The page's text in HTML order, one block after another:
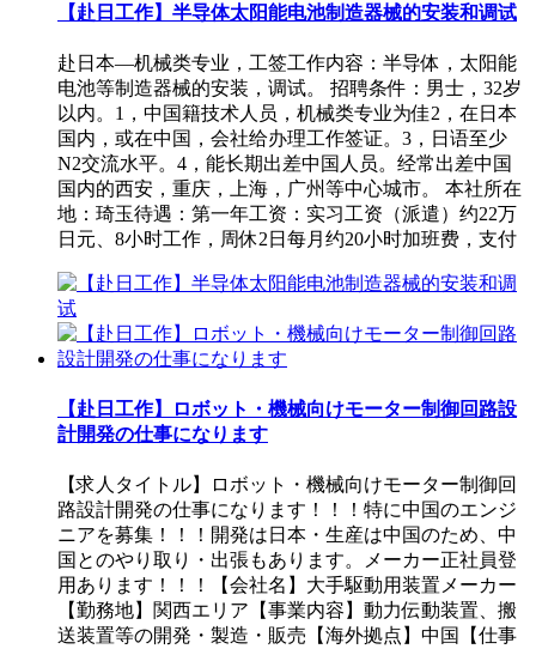
【赴日工作】半导体太阳能电池制造器械的安装和调试
赴日本—机械类专业，工签工作内容：半导体，太阳能
电池等制造器械的安装，调试。 招聘条件：男士，32岁
以内。1，中国籍技术人员，机械类专业为佳2，在日本
国内，或在中国，会社给办理工作签证。3，日语至少
N2交流水平。4，能长期出差中国人员。经常出差中国
国内的西安，重庆，上海，广州等中心城市。 本社所在
地：琦玉待遇：第一年工资：实习工资（派遣）约22万
日元、8小时工作，周休2日每月约20小时加班费，支付
【赴日工作】ロボット・機械向けモーター制御回路設
計開発の仕事になります
【求人タイトル】ロボット・機械向けモーター制御回
路設計開発の仕事になります！！！特に中国のエンジ
ニアを募集！！！開発は日本・生産は中国のため、中
国とのやり取り・出張もあります。メーカー正社員登
用あります！！！【会社名】大手駆動用装置メーカー
【勤務地】関西エリア【事業内容】動力伝動装置、搬
送装置等の開発・製造・販売【海外拠点】中国【仕事